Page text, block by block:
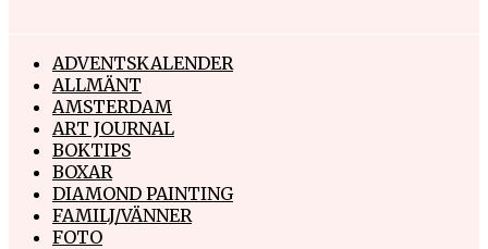
ADVENTSKALENDER
ALLMÄNT
AMSTERDAM
ART JOURNAL
BOKTIPS
BOXAR
DIAMOND PAINTING
FAMILJ/VÄNNER
FOTO